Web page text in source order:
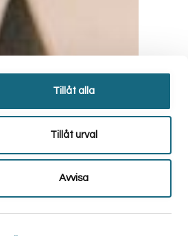
Tillåt alla
Tillåt urval
Avvisa